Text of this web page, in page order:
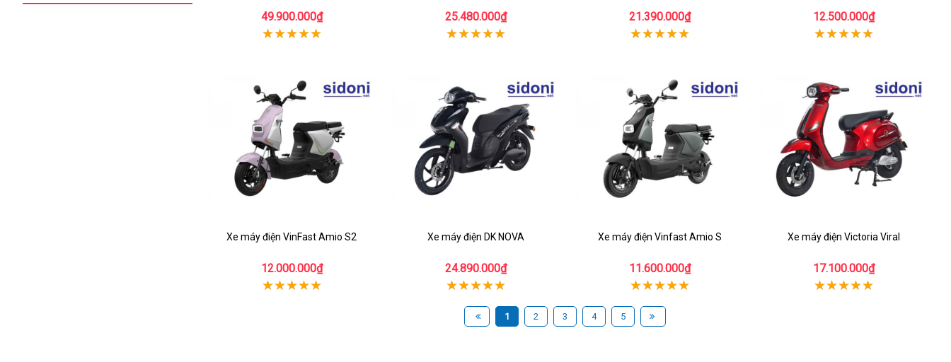
49.900.000₫ 25.480.000₫ 21.390.000₫ 12.500.000₫
Xe máy điện VinFast Amio S2
12.000.000₫
Xe máy điện DK NOVA
24.890.000₫
Xe máy điện Vinfast Amio S
11.600.000₫
Xe máy điện Victoria Viral
17.100.000₫
1 2 3 4 5